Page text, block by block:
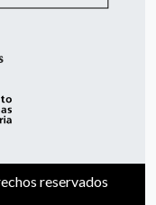
reservados